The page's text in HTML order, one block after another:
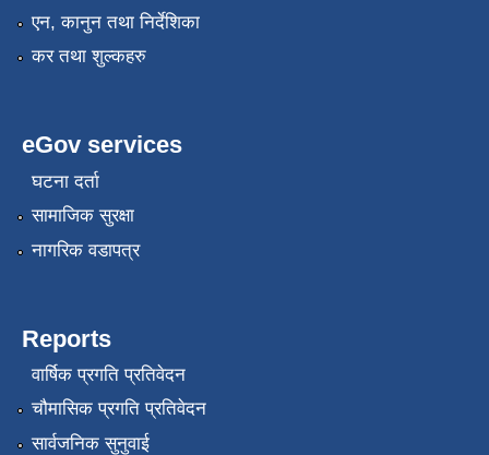
एन, कानुन तथा निर्देशिका
कर तथा शुल्कहरु
eGov services
घटना दर्ता
सामाजिक सुरक्षा
नागरिक वडापत्र
Reports
वार्षिक प्रगति प्रतिवेदन
चौमासिक प्रगति प्रतिवेदन
सार्वजनिक सुनुवाई